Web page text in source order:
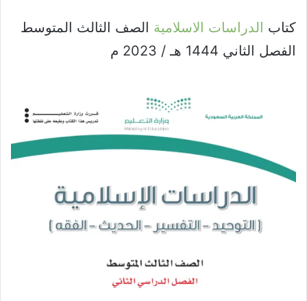
كتاب الدراسات الاسلامية الصف الثالث المتوسط
الفصل الثاني 1444 هـ / 2023 م